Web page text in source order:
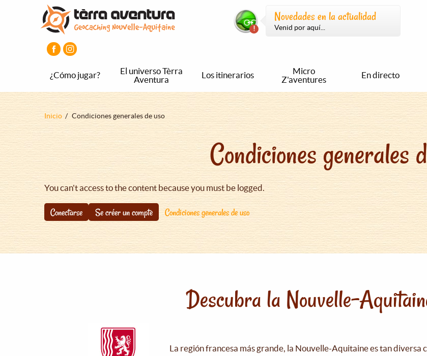
Novedades en la actualidad
Venid por aquí...
¿Cómo jugar?
El universo Tèrra
Aventura
Los itinerarios
Micro
Z'aventures
En directo
Sobrescribir
ayuda
la
navegación
Inicio Condiciones generales de uso
Condiciones generales
You can't access to the content because you must be logged.
Conectarse Se créer un compte Condiciones generales de uso
Descubra la Nouvelle-
La región francesa más grande, la Nouvelle-Aquitaine es tan